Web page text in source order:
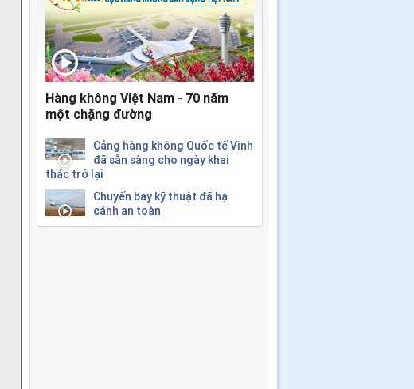
Hàng không Việt Nam - 70 năm
một chặng đường
Cảng hàng không Quốc tế Vinh
đã sẵn sàng cho ngày khai
thác trở lại
Chuyến bay kỹ thuật đã hạ
cánh an toàn